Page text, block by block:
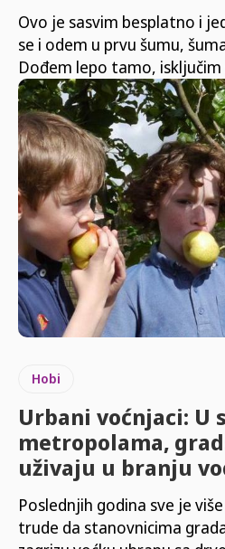
Ovo je sasvim besplatno i
se i odem u prvu šumu,
Dođem lepo tamo, isključim
Hobi
Urbani voćnjaci: U
metropolama,
uživaju u branju
Poslednjih godina sve je
trude da stanovnicima